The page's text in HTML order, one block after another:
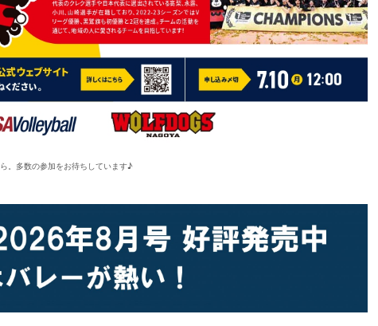
。多数の参加をお待ちしています♪